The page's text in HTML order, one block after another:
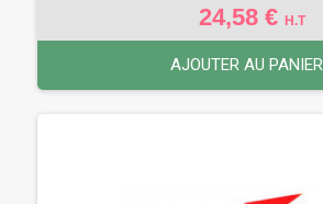
24,58 € H.T
AJOUTER AU PANIER